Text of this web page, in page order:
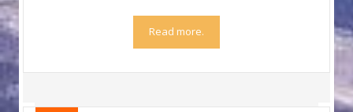
Read more.